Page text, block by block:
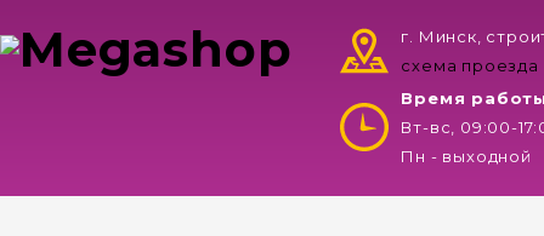
г. Минск,
схема проезда
Время
Вт-вс, 09:00-
Пн - выходной